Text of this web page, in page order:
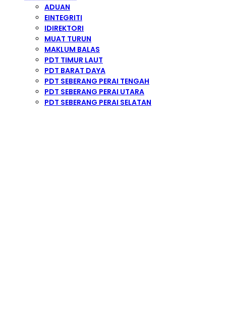
ADUAN
EINTEGRITI
IDIREKTORI
MUAT TURUN
MAKLUM BALAS
PDT TIMUR LAUT
PDT BARAT DAYA
PDT SEBERANG PERAI TENGAH
PDT SEBERANG PERAI UTARA
PDT SEBERANG PERAI SELATAN